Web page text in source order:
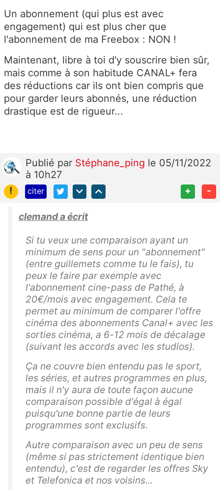
Un abonnement (qui plus est avec
engagement) qui est plus cher que
l'abonnement de ma Freebox : NON !
Maintenant, libre à toi d'y souscrire bien sûr,
mais comme à son habitude CANAL+ fera
des réductions car ils ont bien compris que
pour garder leurs abonnés, une réduction
drastique est de rigueur...
Publié par Stéphane_ping le 05/11/2022
à 10h27
!
citer + -
clemand a écrit
Si tu veux une comparaison ayant un
minimum de sens pour un "abonnement"
(entre guillemets comme tu le fais), tu
peux le faire par exemple avec
l'abonnement cine-pass de Pathé, à
20€/mois avec engagement. Cela te
permet au minimum de comparer l'offre
cinéma des abonnements Canal+ avec les
sorties cinéma, a 6-12 mois de décalage
(suivant les accords avec les studios).
Ça ne couvre bien entendu pas le sport,
les séries, et autres programmes en plus,
mais il n'y aura de toute façon aucune
comparaison possible d'égal à égal
puisqu'une bonne partie de leurs
programmes sont exclusifs.
Autre comparaison avec un peu de sens
(même si pas strictement identique bien
entendu), c'est de regarder les offres Sky
et Telefonica et nos voisins...